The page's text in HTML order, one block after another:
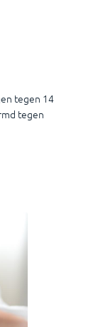
tegen 14
tegen